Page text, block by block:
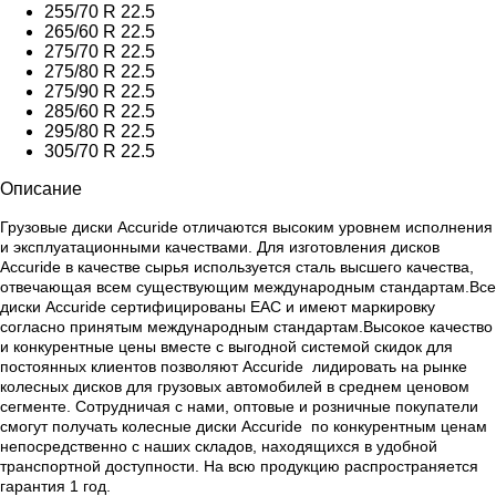
255/70 R 22.5
265/60 R 22.5
275/70 R 22.5
275/80 R 22.5
275/90 R 22.5
285/60 R 22.5
295/80 R 22.5
305/70 R 22.5
Описание
Грузовые диски Accuride отличаются высоким уровнем исполнения
и эксплуатационными качествами. Для изготовления дисков
Accuride в качестве сырья используется сталь высшего качества,
отвечающая всем существующим международным стандартам. Все
диски Accuride сертифицированы ЕАС и имеют маркировку
согласно принятым международным стандартам.Высокое качество
и конкурентные цены вместе с выгодной системой скидок для
постоянных клиентов позволяют Accuride лидировать на рынке
колесных дисков для грузовых автомобилей в среднем ценовом
сегменте. Сотрудничая с нами, оптовые и розничные покупатели
смогут получать колесные диски Accuride по конкурентным ценам
непосредственно с наших складов, находящихся в удобной
транспортной доступности. На всю продукцию распространяется
гарантия 1 год.